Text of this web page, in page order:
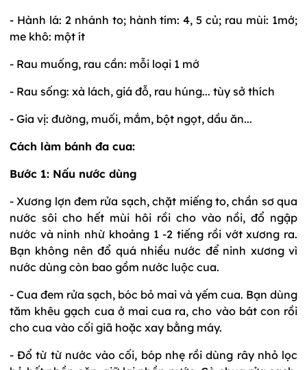
- Hành lá: 2 nhánh to; hành tím: 4, 5 củ; rau mùi: 1mớ;
me khô: một ít
- Rau muống, rau cần: mỗi loại 1 mớ
- Rau sống: xà lách, giá đỗ, rau húng... tùy sở thích
- Gia vị: đường, muối, mắm, bột ngọt, dầu ăn...
Cách làm bánh đa cua:
Bước 1: Nấu nước dùng
- Xương lợn đem rửa sạch, chặt miếng to, chần sơ qua
nước sôi cho hết mùi hôi rồi cho vào nồi, đổ ngập
nước và ninh nhừ khoảng 1 -2 tiếng rồi vớt xương ra.
Bạn không nên đổ quá nhiều nước để ninh xương vì
nước dùng còn bao gồm nước luộc cua.
- Cua đem rửa sạch, bóc bỏ mai và yếm cua. Bạn dùng
tăm khêu gạch cua ở mai cua ra, cho vào bát con rồi
cho cua vào cối giã hoặc xay bằng máy.
- Đổ từ từ nước vào cối, bóp nhẹ rồi dùng rây nhỏ lọc